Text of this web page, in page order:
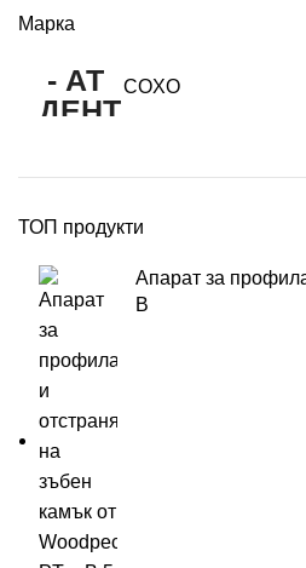
Марка
COXO
ТОП продукти
Апарат за
B